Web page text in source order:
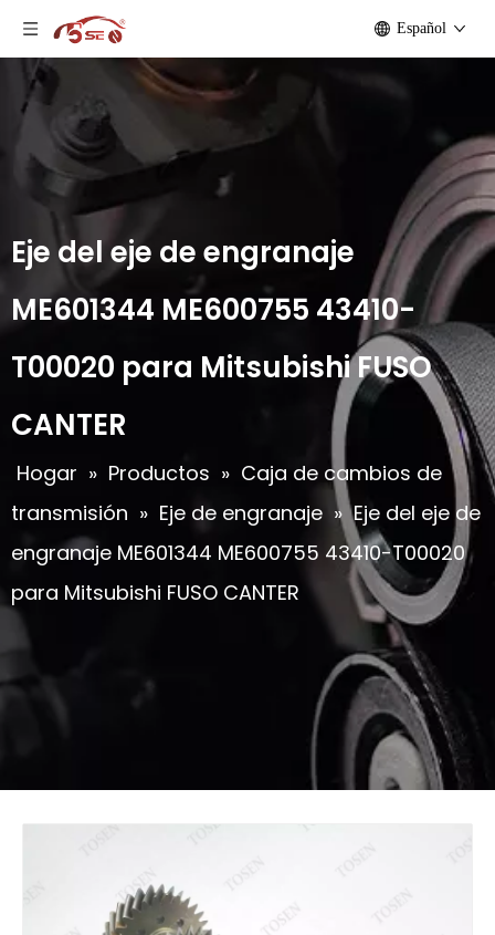
Español
Eje del eje de engranaje
ME601344 ME600755 43410-
T00020 para Mitsubishi FUSO
CANTER
Hogar » Productos » Caja de cambios de
transmisión » Eje de engranaje » Eje del eje de
engranaje ME601344 ME600755 43410-T00020
para Mitsubishi FUSO CANTER